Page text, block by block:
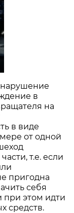
в
на
в виде
от одной
т.е. если
пригодна
себя
этом идти
средств.